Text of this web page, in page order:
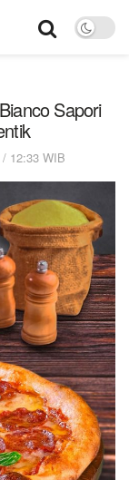
Sapori
12:33 WIB